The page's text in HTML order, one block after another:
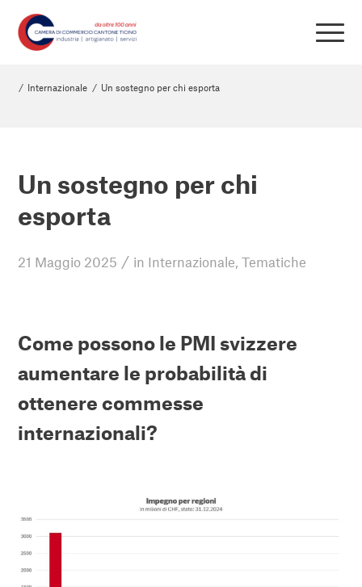
/ Internazionale / Un sostegno per chi esporta
Un sostegno per chi
esporta
21 Maggio 2025 / in Internazionale,Tematiche
Come possono le PMI svizzere
aumentare le probabilità di
ottenere commesse
internazionali?